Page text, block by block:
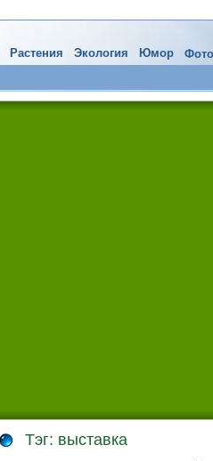
Растения Экология Юмор
Тэг: выставка